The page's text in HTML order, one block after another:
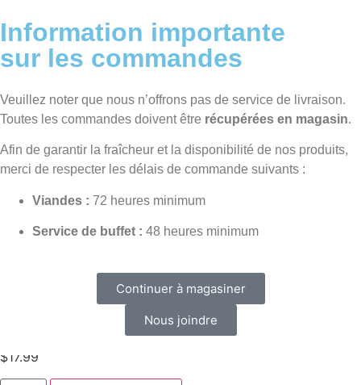
/ Salades maison
ouest (1 kg)
Un punch de maïs, de jambon et de saveur, ça goûte le
Sud! Cette salade combine pâtes, maïs sucré, jambon et
Catégories Salades maison
$17.99
Information importante
sur les commandes
Veuillez noter que nous n’offrons pas de service de livraison.
Toutes les commandes doivent être récupérées en magasin.
Afin de garantir la fraîcheur et la disponibilité de nos produits,
merci de respecter les délais de commande suivants :
Viandes : 72 heures minimum
Service de buffet : 48 heures minimum
Continuer à magasiner
Nous joindre